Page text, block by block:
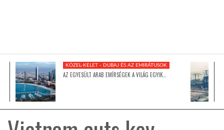
GLOBOTV BP
KÖZEL-KELET - DUBAJ ÉS AZ EMIRÁTUSOK
AZ EGYESÜLT ARAB EMÍRSÉGEK A VILÁG EGYIK…